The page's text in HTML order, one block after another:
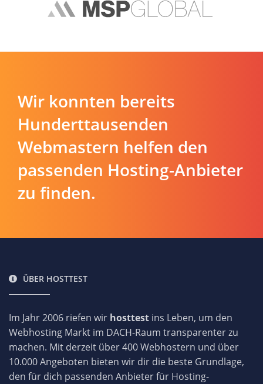
Wir konnten bereits
Hunderttausenden
Webmastern helfen den
passenden Hosting-Anbieter
zu finden.
ÜBER HOSTTEST
Im Jahr 2006 riefen wir hosttest ins Leben, um den
Webhosting Markt im DACH-Raum transparenter zu
machen. Mit derzeit über 400 Webhostern und über
10.000 Angeboten bieten wir dir die beste Grundlage,
den für dich passenden Anbieter für Hosting-